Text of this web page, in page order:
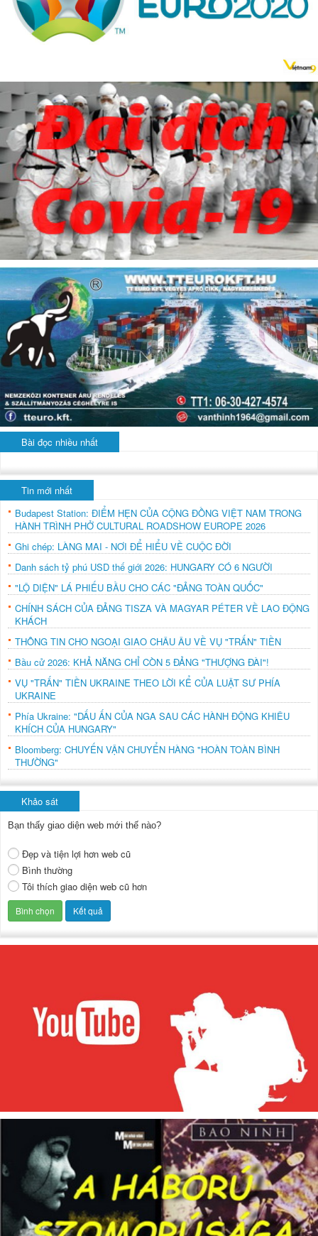
Bài đọc nhiều nhất
Tin mới nhất
Budapest Station: ĐIỂM HẸN CỦA CỘNG ĐỒNG VIỆT NAM TRONG
HÀNH TRÌNH PHỞ CULTURAL ROADSHOW EUROPE 2026
Ghi chép: LÀNG MAI - NƠI ĐỂ HIỂU VỀ CUỘC ĐỜI
Danh sách tỷ phú USD thế giới 2026: HUNGARY CÓ 6 NGƯỜI
"LỘ DIỆN" LÁ PHIẾU BẦU CHO CÁC "ĐẢNG TOÀN QUỐC"
CHÍNH SÁCH CỦA ĐẢNG TISZA VÀ MAGYAR PÉTER VỀ LAO ĐỘNG
KHÁCH
THÔNG TIN CHO NGOẠI GIAO CHÂU ÂU VỀ VỤ "TRẤN" TIỀN
Bầu cử 2026: KHẢ NĂNG CHỈ CÒN 5 ĐẢNG "THƯỢNG ĐÀI"!
VỤ "TRẤN" TIỀN UKRAINE THEO LỜI KỂ CỦA LUẬT SƯ PHÍA
UKRAINE
Phía Ukraine: "DẤU ẤN CỦA NGA SAU CÁC HÀNH ĐỘNG KHIÊU
KHÍCH CỦA HUNGARY"
Bloomberg: CHUYẾN VẬN CHUYỂN HÀNG "HOÀN TOÀN BÌNH
THƯỜNG"
Khảo sát
Bạn thấy giao diện web mới thế nào?
Đẹp và tiện lợi hơn web cũ
Bình thường
Tôi thích giao diện web cũ hơn